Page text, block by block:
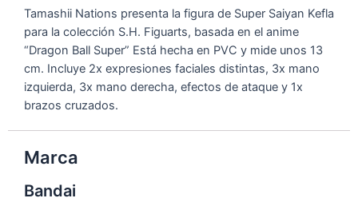
Tamashii Nations presenta la figura de Super Saiyan Kefla
para la colección S.H. Figuarts, basada en el anime
“Dragon Ball Super” Está hecha en PVC y mide unos 13
cm. Incluye 2x expresiones faciales distintas, 3x mano
izquierda, 3x mano derecha, efectos de ataque y 1x
brazos cruzados.
Marca
Bandai